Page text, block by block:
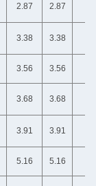
2.87 2.87
3.38 3.38
3.56 3.56
3.68 3.68
3.91 3.91
5.16 5.16